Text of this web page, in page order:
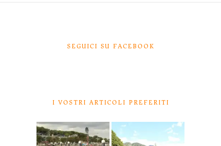
SEGUICI SU FACEBOOK
I VOSTRI ARTICOLI PREFERITI